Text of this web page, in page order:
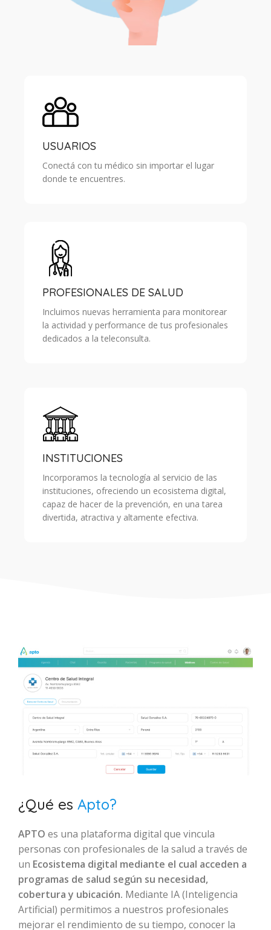
USUARIOS
Conectá con tu médico sin importar el lugar
donde te encuentres.
PROFESIONALES DE SALUD
Incluimos nuevas herramienta para monitorear
la actividad y performance de tus profesionales
dedicados a la teleconsulta.
INSTITUCIONES
Incorporamos la tecnología al servicio de las
instituciones, ofreciendo un ecosistema digital,
capaz de hacer de la prevención, en una tarea
divertida, atractiva y altamente efectiva.
¿Qué es Apto?
APTO es una plataforma digital que vincula
personas con profesionales de la salud a través de
un Ecosistema digital mediante el cual acceden a
programas de salud según su necesidad,
cobertura y ubicación. Mediante IA (Inteligencia
Artificial) permitimos a nuestros profesionales
mejorar el rendimiento de su tiempo, conocer la